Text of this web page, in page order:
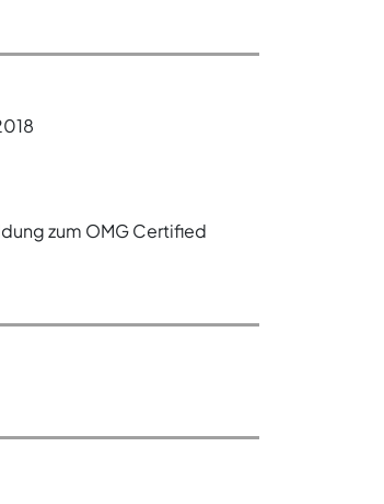
zum OMG Certified